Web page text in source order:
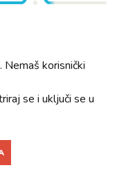
korisnički
se i uključi se u